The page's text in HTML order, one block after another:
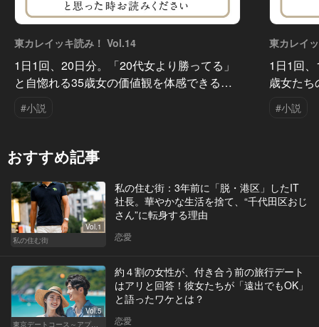
東カレイッキ読み！ Vol.14
1日1回、20日分。「20代女より勝ってる」
と自惚れる35歳女の価値観を体感できる…
#小説
東カレイ
1日1回
歳女た
#小説
おすすめ記事
Vol.1
私の住む街
私の住む街：3年前に「脱・港区」したIT
社長。華やかな生活を捨て、“千代田区おじ
さん”に転身する理由
恋愛
Vol.5
約４割の女性が、付き合う前の旅行デート
はアリと回答！彼女たちが「遠出でもOK」
と語ったワケとは？
恋愛